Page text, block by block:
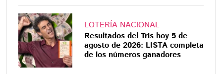
LOTERÍA NACIONAL
Resultados del Tris hoy 5 de
agosto de 2026: LISTA completa
de los números ganadores